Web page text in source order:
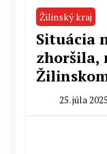
Žilinský kraj
Situácia
zhoršila,
25. júla 2025